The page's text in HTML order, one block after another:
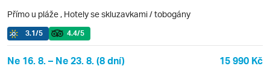
Přímo u pláže , Hotely se skluzavkami / tobogány
3.1/5 4.4/5
Ne 16. 8. – Ne 23. 8. (8 dní) 15 990 Kč